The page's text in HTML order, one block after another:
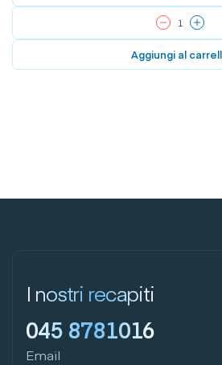
Aggiungi al
I nostri recapiti
045 8781016
Email